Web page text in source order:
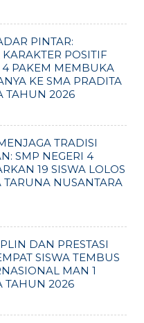
PINTAR:
POSITIF
4 PAKEM MEMBUKA
KE SMA PRADITA
TAHUN 2026
TRADISI
SMP NEGERI 4
19 SISWA LOLOS
TARUNA NUSANTARA
DAN PRESTASI
SISWA TEMBUS
MAN 1
TAHUN 2026